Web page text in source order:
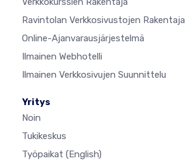
Ravintolan Verkkosivustojen Rakentaja
Online-Ajanvarausjärjestelmä
Ilmainen Webhotelli
Ilmainen Verkkosivujen Suunnittelu
Yritys
Noin
Tukikeskus
Työpaikat (English)